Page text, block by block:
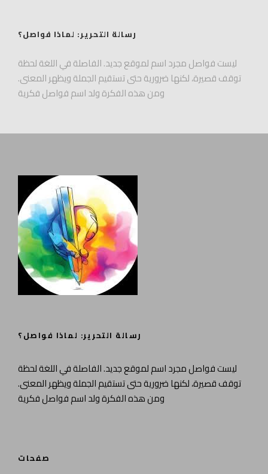
رسالة التحرير: لماذا فواصل؟
ليست فواصل مجرد اسم لموقع جديد. الفاصلة في اللغة لحظة
توقف قصيرة، لكنها ضرورية حتى تستقيم الجملة ويظهر المعنى.
ومن هذه الفكرة ولد اسم فواصل فكرية
رسالة التحرير: لماذا فواصل؟
ليست فواصل مجرد اسم لموقع جديد. الفاصلة في اللغة لحظة
توقف قصيرة، لكنها ضرورية حتى تستقيم الجملة ويظهر المعنى.
ومن هذه الفكرة ولد اسم فواصل فكرية
صفحات